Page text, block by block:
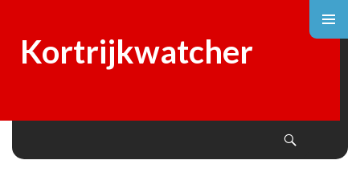
Kortrijkwatcher